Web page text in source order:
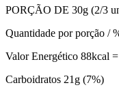
PORÇÃO DE 30g (2/3
Quantidade por porção /
Valor Energético 88kcal
Carboidratos 21g (7%)